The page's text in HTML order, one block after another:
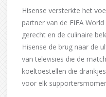
Hisense versterkte het
partner van de FIFA
gerecht en de culinaire
Hisense de brug naar de
van televisies die de
koeltoestellen die
voor elk